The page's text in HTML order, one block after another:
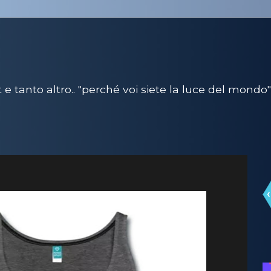
tanto altro.. "perché voi siete la luce del